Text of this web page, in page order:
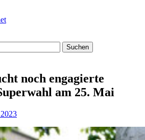
noch engagierte
am 25. Mai